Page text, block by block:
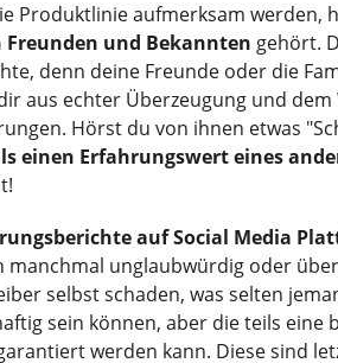
Produktlinie aufmerksam werden,
Freunden und Bekannten gehört.
denn deine Freunde oder die
aus echter Überzeugung und
Hörst du von ihnen etwas
einen Erfahrungswert eines
auf Social Media
manchmal unglaubwürdig oder
selbst schaden, was selten
sein können, aber die teils
werden kann. Diese sind